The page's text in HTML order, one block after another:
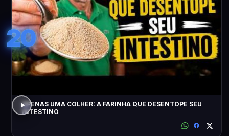
20
APENAS UMA COLHER: A FARINHA QUE DESENTOPE SEU
INTESTINO